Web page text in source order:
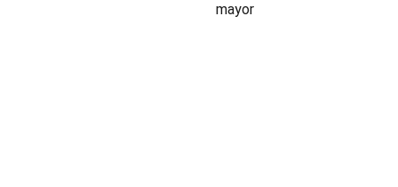
mayor